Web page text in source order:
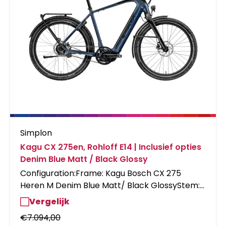
Simplon
Kagu CX 275en, Rohloff E14 | Inclusief opties
Denim Blue Matt / Black Glossy
Configuration:Frame: Kagu Bosch CX 275
Heren M Denim Blue Matt/ Black GlossyStem:
Ergotec Swell R-Ahead VorbauSpacers: 40mm
Spacers AlloyBrakes: Mag.
MT4;PM7;PM6;180/180;CL/4H;RODisplay:
Vergelijk
€7.094,00